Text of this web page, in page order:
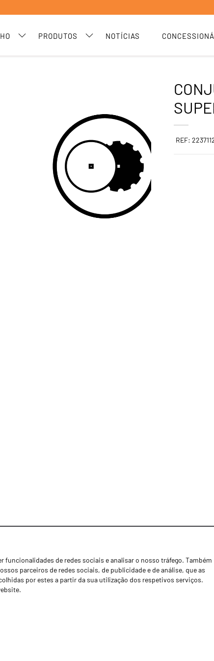
PRODUTOS NOTÍCIAS
de redes sociais e analisar o nosso tráfego. Também
parceiros de redes sociais, de publicidade e de análise, que as
por estes a partir da sua utilização dos respetivos serviços.
REF:
Notícias
Concessionários